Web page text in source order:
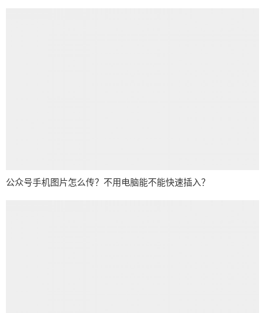
公众号手机图片怎么传？不用电脑能不能快速插入？